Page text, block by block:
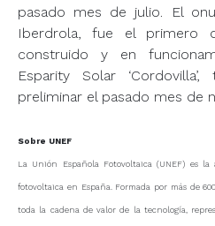
pasado mes de julio. El
Iberdrola, fue el primero
construido y en
Esparity Solar
preliminar el pasado mes de
Sobre UNEF
La Unión Española Fotovoltaica (UNEF) es
fotovoltaica en España. Formada por más de
toda la cadena de valor de la tecnología,